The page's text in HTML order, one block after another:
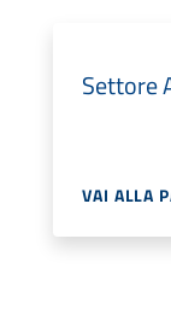
Settore
VAI ALLA